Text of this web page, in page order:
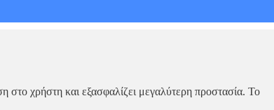
στο χρήστη και εξασφαλίζει μεγαλύτερη προστασία. Το